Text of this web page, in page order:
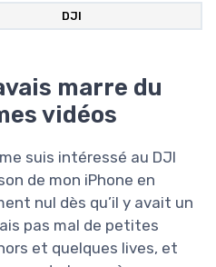
DJI
marre du
vidéos
suis intéressé au DJI
de mon iPhone en
nul dès qu’il y avait un
pas mal de petites
et quelques lives, et